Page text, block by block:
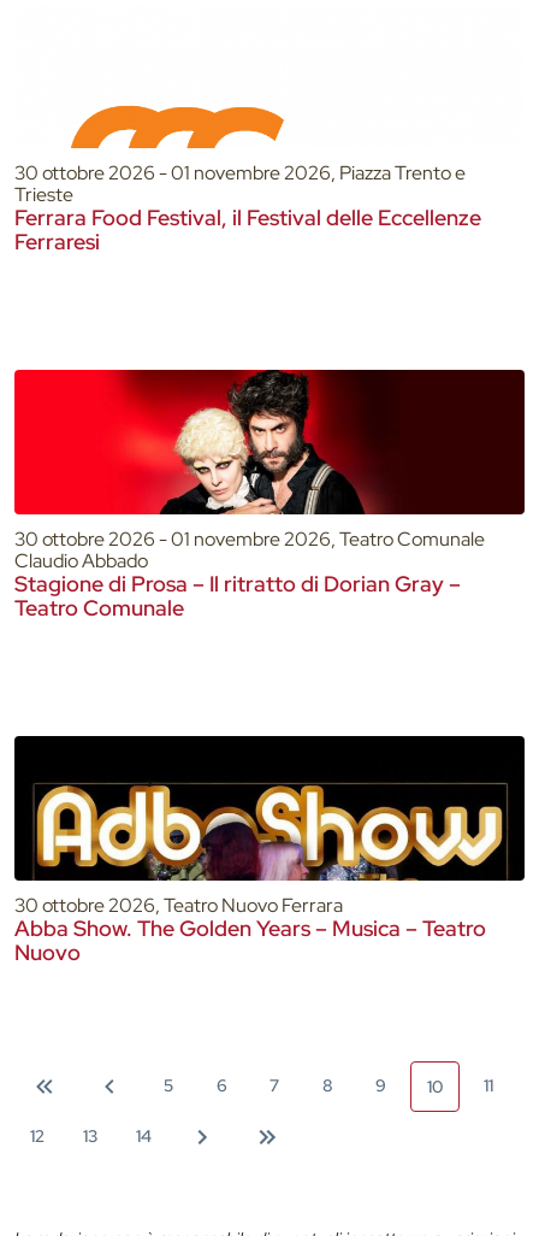
30 ottobre 2026 - 01 novembre 2026, Piazza Trento e
Trieste
Ferrara Food Festival, il Festival delle Eccellenze
Ferraresi
30 ottobre 2026 - 01 novembre 2026, Teatro Comunale
Claudio Abbado
Stagione di Prosa – Il ritratto di Dorian Gray –
Teatro Comunale
30 ottobre 2026, Teatro Nuovo Ferrara
Abba Show. The Golden Years – Musica – Teatro
Nuovo
5 6 7 8 9 10 11
12 13 14